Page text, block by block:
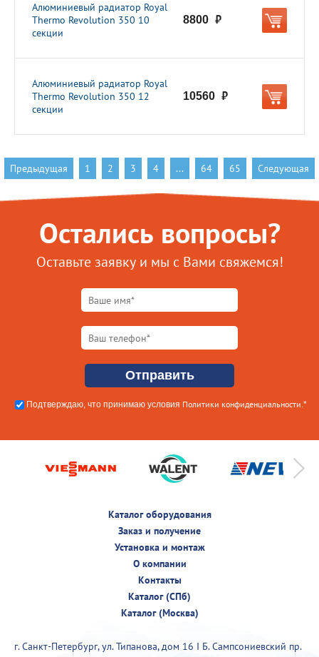
Алюминиевый радиатор Royal
Thermo Revolution 350 10
секции
8800 руб.
Алюминиевый радиатор Royal
Thermo Revolution 350 12
секции
10560 руб.
Предыдущая 1 2 3 4 ... 64 65 Следующая
Остались вопросы?
Оставьте заявку и мы с Вами свяжемся!
Подтверждаю, что принимаю условия Политики конфиденциальности .*
Каталог оборудования
Заказ и получение
Установка и монтаж
О компании
Контакты
Каталог (СПб)
Каталог (Москва)
г. Санкт-Петербург, ул. Типанова, дом 16 I Б. Сампсониевский пр.